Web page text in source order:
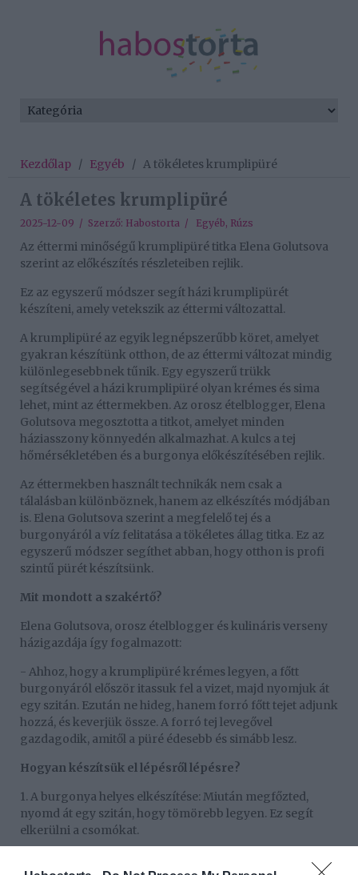
Kezdőlap / Egyéb / A tökéletes krumplipüré
A tökéletes krumplipüré
2025-12-09 / Szerző: Habostorta / Egyéb, Rúzs
Az éttermi minőségű krumplipüré titka Elena Golutsova
szerint az előkészítés részleteiben rejlik.
Ez az egyszerű módszer segít házi krumplipürét
készíteni, amely vetekszik az éttermi változattal.
A krumplipüré az egyik legnépszerűbb köret, amelyet
gyakran készítünk otthon, de az éttermi változat mindig
különlegesebbnek tűnik. Egy egyszerű trükk
segítségével a házi krumplipüré olyan krémes és sima
lehet, mint az éttermekben. Az orosz ételblogger, Elena
Golutsova megosztotta a titkot, amelyet minden
háziasszony könnyedén alkalmazhat. A kulcs a tej
hőmérsékletében és a burgonya előkészítésében rejlik.
Az éttermekben használt technikák nem csak a
tálalásban különböznek, hanem az elkészítés módjában
is. Elena Golutsova szerint a megfelelő tej és a
burgonyáról a víz felitatása a tökéletes állag titka. Ez az
egyszerű módszer segíthet abban, hogy otthon is profi
szintű pürét készítsünk.
Mit mondott a szakértő?
Elena Golutsova, orosz ételblogger és kulináris verseny
házigazdája így fogalmazott:
- Ahhoz, hogy a krumplipüré krémes legyen, a főtt
burgonyáról először itassuk fel a vizet, majd nyomjuk át
egy szitán. Ezután ne hideg, hanem forró főtt tejet adjunk
hozzá, és keverjük össze. A forró tej levegővel
gazdagodik, amitől a püré édesebb és simább lesz.
Hogyan készítsük el lépésről lépésre?
1. A burgonya helyes elkészítése: Miután megfőzted,
nyomd át egy szitán, hogy tömörebb legyen. Ez segít
elkerülni a csomókat.
2. Használj forró tejet: A hideg tej helyett forró főtt tejet